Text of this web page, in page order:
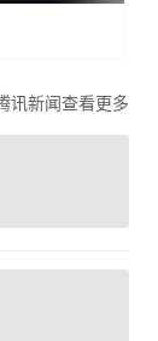
讯新闻查看更多